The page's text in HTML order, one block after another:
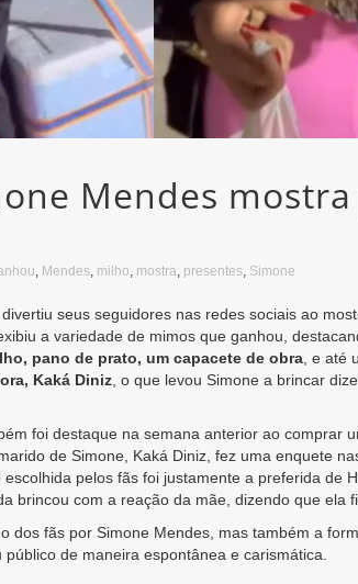
Mendes
Mendes milho mostra presentes Simone
divertiu seus seguidores nas redes sociais ao
a variedade de mimos que ganhou,
pano de prato, um capacete de obra , e até
Kaká Diniz , o que levou Simone a brincar
foi destaque na semana anterior ao comprar
de Simone, Kaká Diniz, fez uma enquete
escolhida pelos fãs foi justamente a preferida de
brincou com a reação da mãe, dizendo que ela
dos fãs por Simone Mendes, mas também a
de maneira espontânea e carismática.